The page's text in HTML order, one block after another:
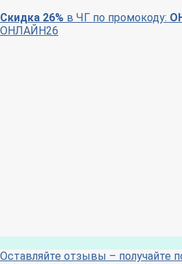
Скидка 26% в ЧГ по промокоду:
ОНЛАЙН26
Оставляйте отзывы – получайте